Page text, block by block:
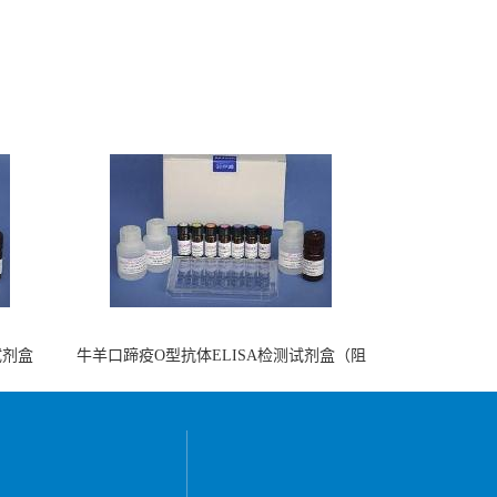
盒
牛羊口蹄疫O型抗体ELISA检测试剂盒（阻